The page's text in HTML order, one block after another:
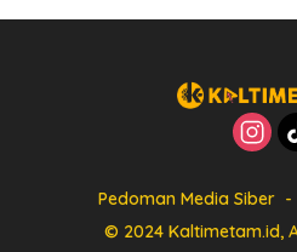
Pedoman Media Siber
© 2024 Kaltimetam.id,